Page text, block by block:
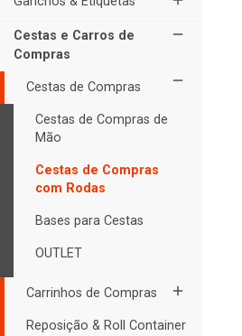
Cestas e Carros de
Compras
remove
Cestas de Compras remove
Cestas de Compras de
Mão
Cestas de Compras
com Rodas
Bases para Cestas
OUTLET
Carrinhos de Compras add
Reposição & Roll Container